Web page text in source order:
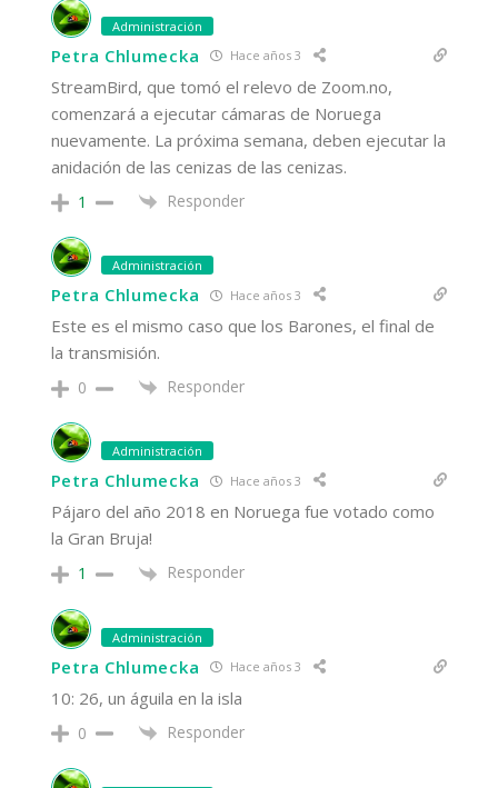
Administración
Petra Chlumecka Hace años 3
StreamBird, que tomó el relevo de Zoom.no,
comenzará a ejecutar cámaras de Noruega
nuevamente. La próxima semana, deben ejecutar la
anidación de las cenizas de las cenizas.
1 Responder
Administración
Petra Chlumecka Hace años 3
Este es el mismo caso que los Barones, el final de
la transmisión.
0 Responder
Administración
Petra Chlumecka Hace años 3
Pájaro del año 2018 en Noruega fue votado como
la Gran Bruja!
1 Responder
Administración
Petra Chlumecka Hace años 3
10: 26, un águila en la isla
0 Responder